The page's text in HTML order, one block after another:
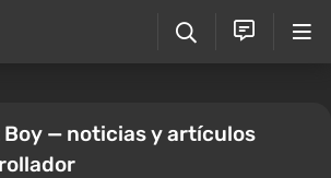
Boy — noticias y artículos